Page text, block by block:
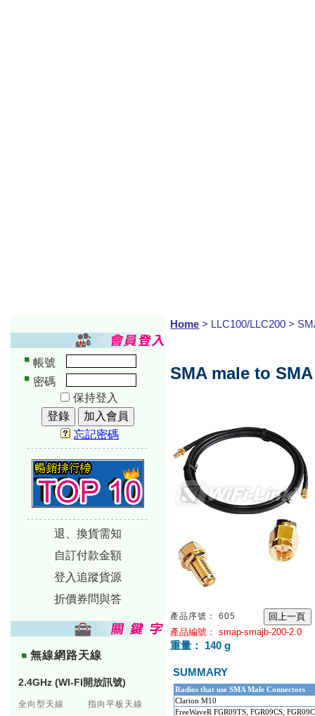
帳號
密碼
保持登入
忘記密碼
-----------------------------
-----------------------------
退、換貨需知
自訂付款金額
登入追蹤貨源
折價券問與答
無線網路天線
2.4GHz (WI-FI開放訊號)
全向型天線 指向平板天線
Home > LLC100/LLC200 >
SMA male to
產品序號： 605
產品編號： smap-smajb-200-2.0
重量： 140 g
SUMMARY
Radios that use SMA Male Connectors
Clarion M10
FreeWaveR FGR09TS, FGR09CS,